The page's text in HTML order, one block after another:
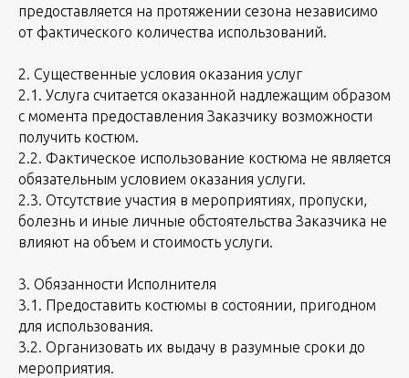
предоставляется на протяжении сезона независимо
от фактического количества использований.
2. Существенные условия оказания услуг
2.1. Услуга считается оказанной надлежащим образом
с момента предоставления Заказчику возможности
получить костюм.
2.2. Фактическое использование костюма не является
обязательным условием оказания услуги.
2.3. Отсутствие участия в мероприятиях, пропуски,
болезнь и иные личные обстоятельства Заказчика не
влияют на объем и стоимость услуги.
3. Обязанности Исполнителя
3.1. Предоставить костюмы в состоянии, пригодном
для использования.
3.2. Организовать их выдачу в разумные сроки до
мероприятия.